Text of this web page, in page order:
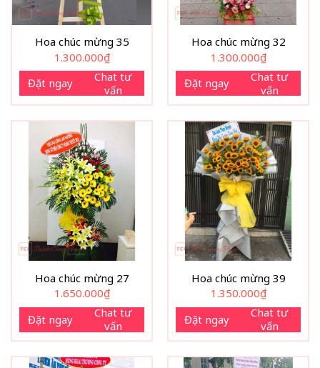
Hoa chúc mừng 35
1.300.000₫
Đặt ngay
Chat tư
vấn
Hoa chúc mừng 32
1.300.000₫
Đặt ngay
Chat tư
vấn
Hoa chúc mừng 27
1.650.000₫
Đặt ngay
Chat tư
vấn
Hoa chúc mừng 39
1.350.000₫
Đặt ngay
Chat tư
vấn